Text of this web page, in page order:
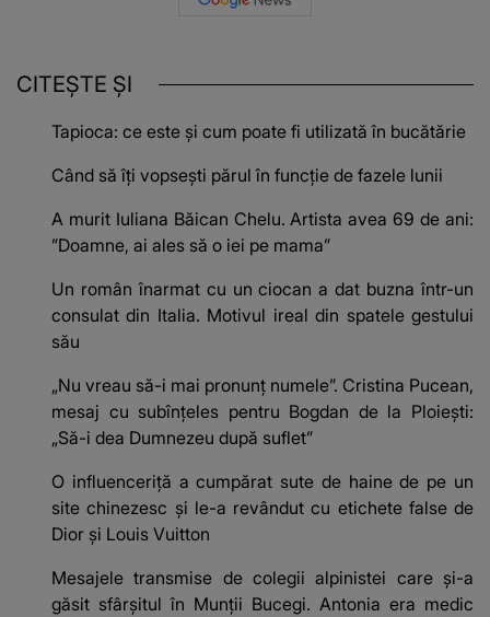
CITEȘTE ȘI
Tapioca: ce este și cum poate fi utilizată în bucătărie
Când să îți vopsești părul în funcție de fazele lunii
A murit Iuliana Băican Chelu. Artista avea 69 de ani:
”Doamne, ai ales să o iei pe mama”
Un român înarmat cu un ciocan a dat buzna într-un
consulat din Italia. Motivul ireal din spatele gestului
său
„Nu vreau să-i mai pronunț numele”. Cristina Pucean,
mesaj cu subînțeles pentru Bogdan de la Ploiești:
„Să-i dea Dumnezeu după suflet”
O influenceriță a cumpărat sute de haine de pe un
site chinezesc și le-a revândut cu etichete false de
Dior și Louis Vuitton
Mesajele transmise de colegii alpinistei care și-a
găsit sfârșitul în Munții Bucegi. Antonia era medic